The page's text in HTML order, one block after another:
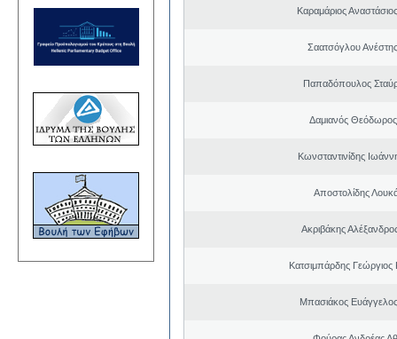
Καραμάριος
Σαατσόγλου
Παπαδόπουλος
Δαμιανός
Κωνσταντινίδης
Αποστολίδης
Ακριβάκης
Κατσιμπάρδης Γεώργιος
Μπασιάκος